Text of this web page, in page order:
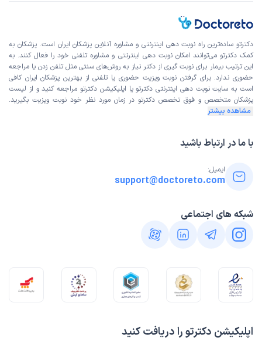
اپلیکیشن دکترتو را دریافت کنید
دکترتو ساده‌ترین راه نوبت‌ دهی اینترنتی و مشاوره آنلاین پزشکان ایران است. پزشکان به
کمک دکترتو می‌توانند امکان نوبت دهی اینترنتی و مشاوره تلفنی خود را فعال کنند. به
این ترتیب بیمار برای نوبت گیری از دکتر نیاز به روش‌های سنتی مثل تلفن زدن یا مراجعه
حضوری ندارد. برای گرفتن نوبت ویزیت حضوری یا تلفنی از بهترین پزشکان ایران کافی
است به سایت نوبت دهی اینترنتی دکترتو یا اپلیکیشن دکترتو مراجعه کنید و از لیست
پزشکان متخصص و فوق تخصص دکترتو در زمان مورد نظر خود نوبت ویزیت بگیرید.
مشاهده بیشتر
با ما در ارتباط باشید
ایمیل:
support@doctoreto.com
شبکه های اجتماعی